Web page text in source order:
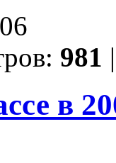
981 |
в